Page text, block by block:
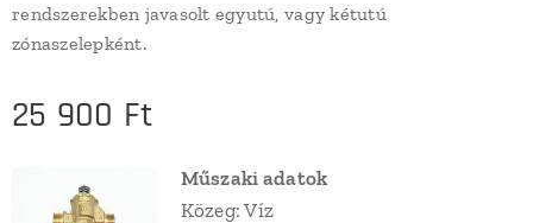
rendszerekben javasolt egyutú, vagy kétutú
zónaszelepként.
25 900 Ft
Műszaki adatok
Közeg: Víz